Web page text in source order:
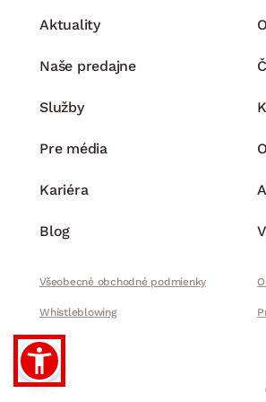
Aktuality
Naše predajne
Služby
Pre média
Kariéra
Blog
Všeobecné obchodné podmienky
Whistleblowing